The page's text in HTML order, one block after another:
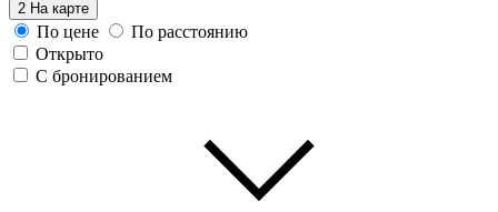
2 На карте
По цене
По расстоянию
Открыто
С бронированием